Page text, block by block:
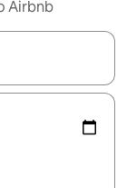
Airbnb
explore-os